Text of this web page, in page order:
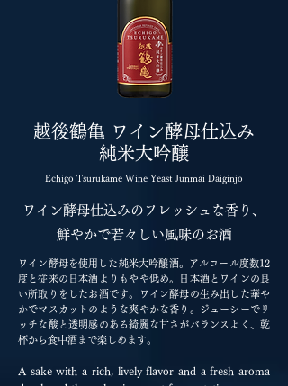
越後鶴亀 ワイン酵母仕込み
純米大吟醸
Echigo Tsurukame Wine Yeast Junmai Daiginjo
ワイン酵母仕込みのフレッシュな香り、
鮮やかで若々しい風味のお酒
ワイン酵母を使用した純米大吟醸酒。アルコール度数12
度と従来の日本酒よりもやや低め。日本酒とワインの良
い所取りをしたお酒です。ワイン酵母の生み出した華や
かでマスカットのような爽やかな香り。ジューシーでリ
ッチな酸と透明感のある綺麗な甘さがバランスよく、乾
杯から食中酒まで楽しめます。
A sake with a rich, lively flavor and a fresh aroma